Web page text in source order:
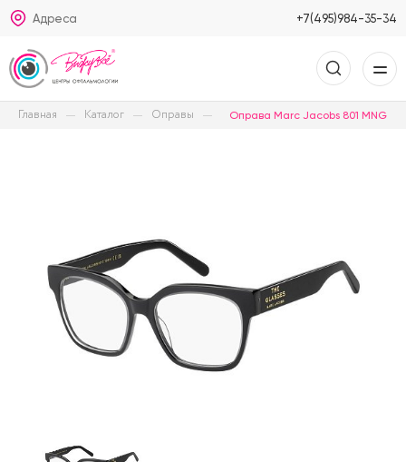
Адреса +7(495)984-35-34
Главная Каталог Оправы Оправа Marc Jacobs 801 MNG